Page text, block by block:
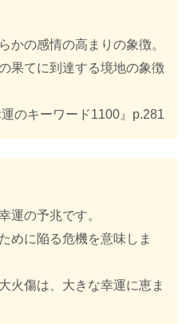
かの感情の高まりの象徴。
果てに到達する境地の象徴
運のキーワード1100』p.281
運の予兆です。
めに陥る危機を意味しま
火傷は、大きな幸運に恵ま